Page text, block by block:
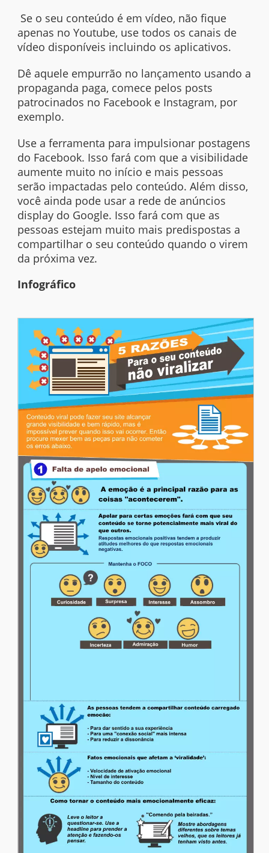
Se o seu conteúdo é em vídeo, não fique
apenas no Youtube, use todos os canais de
vídeo disponíveis incluindo os aplicativos.
Dê aquele empurrão no lançamento usando a
propaganda paga, comece pelos posts
patrocinados no Facebook e Instagram, por
exemplo.
Use a ferramenta para impulsionar postagens
do Facebook. Isso fará com que a visibilidade
aumente muito no início e mais pessoas
serão impactadas pelo conteúdo. Além disso,
você ainda pode usar a rede de anúncios
display do Google. Isso fará com que as
pessoas estejam muito mais predispostas a
compartilhar o seu conteúdo quando o virem
da próxima vez.
Infográfico